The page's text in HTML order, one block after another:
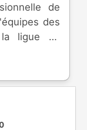
de
des
ligue se
par le